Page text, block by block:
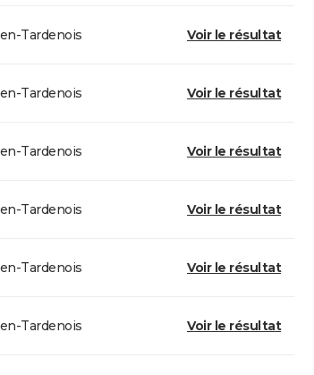
Tardenois Voir le résultat
Tardenois Voir le résultat
Tardenois Voir le résultat
Tardenois Voir le résultat
Tardenois Voir le résultat
Tardenois Voir le résultat